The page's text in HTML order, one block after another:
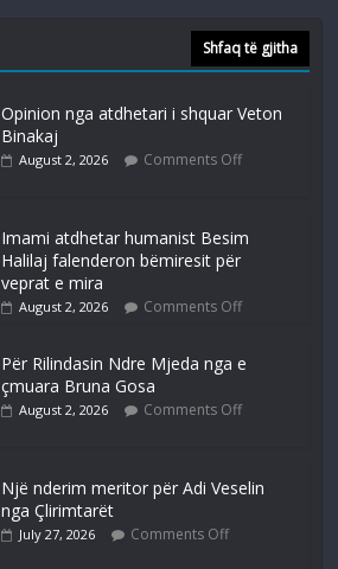
Shfaq të gjitha
Opinion nga atdhetari i shquar Veton
Binakaj
August 2, 2026 Comments Off
Imami atdhetar humanist Besim
Halilaj falenderon bëmiresit për
veprat e mira
August 2, 2026 Comments Off
Për Rilindasin Ndre Mjeda nga e
çmuara Bruna Gosa
August 2, 2026 Comments Off
Një nderim meritor për Adi Veselin
nga Çlirimtarët
July 27, 2026 Comments Off